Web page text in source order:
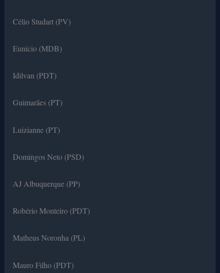
Célio Studart (PV)
Eunício (MDB)
Idilvan (PDT)
Guimarães (PT)
Luizianne (PT)
Domingos Neto (PSD)
AJ Albuquerque (PP)
Robério Monteiro (PDT)
Matheus Noronha (PL)
Mauro Filho (PDT)